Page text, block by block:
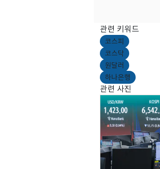
관련 키워드
코스피
코스닥
원달러
하나은행
관련 사진